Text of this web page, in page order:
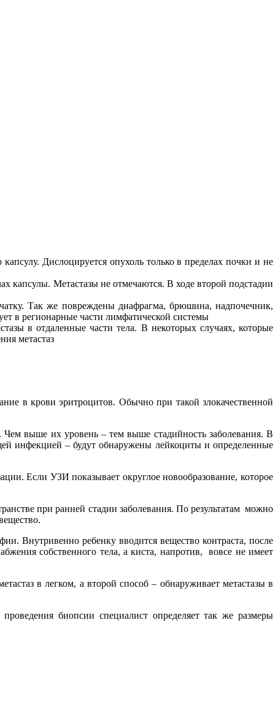
Дислоцируется опухоль только в пределах почки и не
капсулы. Метастазы не отмечаются. В ходе второй подстадии
Так же повреждены диафрагма, брюшина, надпочечник,
в регионарные части лимфатической системы
в отдаленные части тела. В некоторых случаях, которые
метастаз
в крови эритроцитов. Обычно при такой злокачественной
выше их уровень – тем выше стадийность заболевания. В
инфекцией – будут обнаружены лейкоциты и определенные
Если УЗИ показывает округлое новообразование, которое
при ранней стадии заболевания. По результатам можно
Внутривенно ребенку вводится вещество контраста, после
собственного тела, а киста, напротив, вовсе не имеет
в легком, а второй способ – обнаруживает метастазы в
биопсии специалист определяет так же размеры